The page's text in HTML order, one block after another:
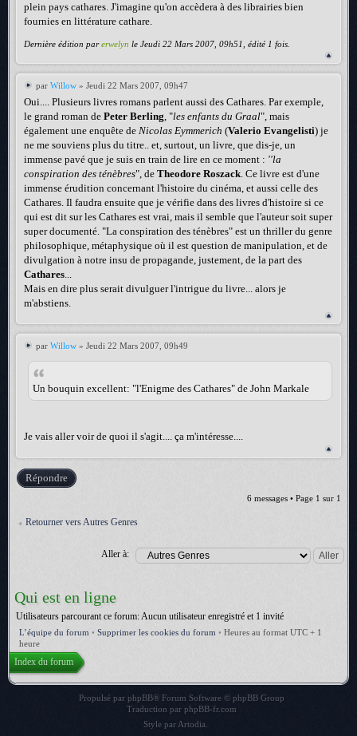
plein pays cathares. J'imagine qu'on accèdera à des librairies bien
fournies en littérature cathare.
Dernière édition parerwelyn le Jeudi 22 Mars 2007, 09h51, édité 1 fois.
par Willow » Jeudi 22 Mars 2007, 09h47
Oui.... Plusieurs livres romans parlent aussi des Cathares. Par exemple,
le grand roman de Peter Berling, "les enfants du Graal", mais
également une enquête de Nicolas Eymmerich (Valerio Evangelisti) je
ne me souviens plus du titre.. et, surtout, un livre, que dis-je, un
immense pavé que je suis en train de lire en ce moment : ''la
conspiration des ténèbres", de Theodore Roszack. Ce livre est d'une
immense érudition concernant l'histoire du cinéma, et aussi celle des
Cathares. Il faudra ensuite que je vérifie dans des livres d'histoire si ce
qui est dit sur les Cathares est vrai, mais il semble que l'auteur soit super
super documenté. "La conspiration des ténèbres" est un thriller du genre
philosophique, métaphysique où il est question de manipulation, et de
divulgation à notre insu de propagande, justement, de la part des
Cathares...
Mais en dire plus serait divulguer l'intrigue du livre... alors je
m'abstiens.
par Willow » Jeudi 22 Mars 2007, 09h49
Un bouquin excellent: "l'Enigme des Cathares" de John Markale
Je vais aller voir de quoi il s'agit.... ça m'intéresse....
Répondre
6 messages • Page 1 sur 1
Retourner vers Autres Genres
Aller à:
Qui est en ligne
Utilisateurs parcourant ce forum: Aucun utilisateur enregistré et 1 invité
L’équipe du forum • Supprimer les cookies du forum • Heures au format UTC + 1
heure
Index du forum
Propulsé par phpBB® Forum Software © phpBB Group
Traduction par phpBB-fr.com
Style par Artodia